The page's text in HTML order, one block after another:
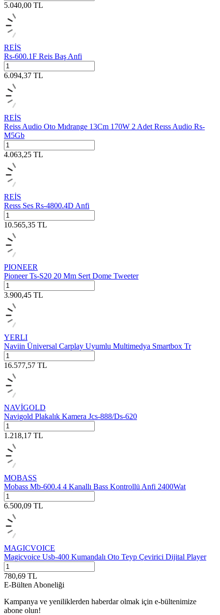
5.040,00 TL
REİS
Rs-600.1F Reis Baş Anfi
6.094,37 TL
REİS
Reiss Audio Oto Mıdrange 13Cm 170W 2 Adet Reıss Audio Rs-
M5Gb
4.063,25 TL
REİS
Reıss Ses Rs-4800.4D Anfi
10.565,35 TL
PIONEER
Pioneer Ts-S20 20 Mm Sert Dome Tweeter
3.900,45 TL
YERLI
Naviin Üniversal Carplay Uyumlu Multimedya Smartbox Tr
16.577,57 TL
NAVİGOLD
Navigold Plakalık Kamera Jcs-888/Ds-620
1.218,17 TL
MOBASS
Mobass Mb-600.4 4 Kanallı Bass Kontrollü Anfi 2400Wat
6.500,09 TL
MAGICVOICE
Magicvoice Usb-400 Kumandalı Oto Teyp Çevirici Dijital Player
780,69 TL
E-Bülten Aboneliği
Kampanya ve yeniliklerden haberdar olmak için e-bültenimize
abone olun!